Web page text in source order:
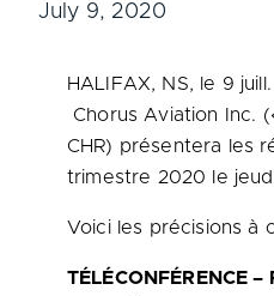
July 9, 2020
HALIFAX, NS, le 9
Chorus Aviation Inc.
CHR) présentera les
trimestre 2020 le
Voici les précisions à
TÉLÉCONFÉRENCE –